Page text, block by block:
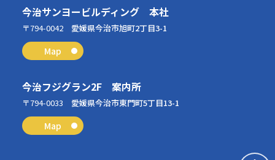
今治サンヨービルディング 本社
〒794-0042 愛媛県今治市旭町2丁目3-1
Map
今治フジグラン2F 案内所
〒794-0033 愛媛県今治市東門町5丁目13-1
Map